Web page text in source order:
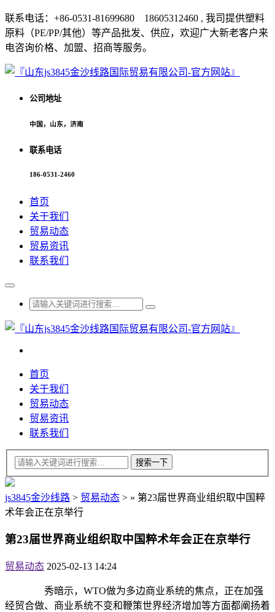
联系电话：+86-0531-81699680 18605312460 , 我司提供塑料
原料（PE/PP/其他）等产品批发、供应，欢迎广大新老客户来
电咨询价格、加盟、招商等服务。
公司地址
中国，山东，济南
联系电话
186-0531-2460
首页
关于我们
贸易动态
贸易资讯
联系我们
首页
关于我们
贸易动态
贸易资讯
联系我们
js3845金沙线路 > 贸易动态 > » 第23届世界商业组织取中国粹
术年会正在京举行
第23届世界商业组织取中国粹术年会正在京举行
贸易动态 2025-02-13 14:24
秀暗示，WTO做为多边商业系统的焦点，正在加强
经贸合做、商业系统不变和鞭策世界经济增加等方面都阐扬着